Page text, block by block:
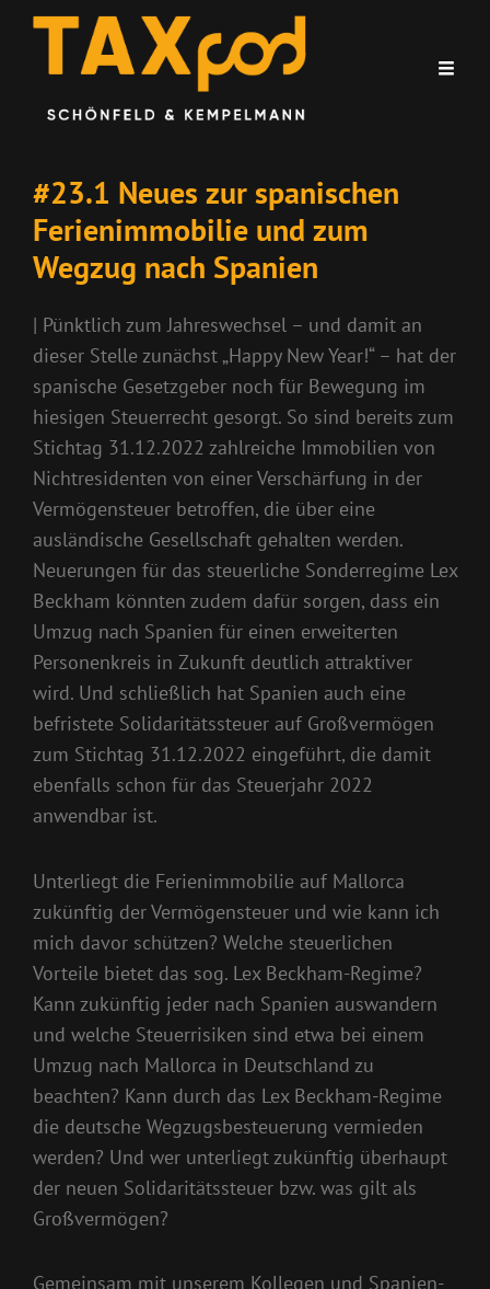
#23.1 Neues zur spanischen
Ferienimmobilie und zum
Wegzug nach Spanien
| Pünktlich zum Jahreswechsel – und damit an
dieser Stelle zunächst „Happy New Year!“ – hat der
spanische Gesetzgeber noch für Bewegung im
hiesigen Steuerrecht gesorgt. So sind bereits zum
Stichtag 31.12.2022 zahlreiche Immobilien von
Nichtresidenten von einer Verschärfung in der
Vermögensteuer betroffen, die über eine
ausländische Gesellschaft gehalten werden.
Neuerungen für das steuerliche Sonderregime Lex
Beckham könnten zudem dafür sorgen, dass ein
Umzug nach Spanien für einen erweiterten
Personenkreis in Zukunft deutlich attraktiver
wird. Und schließlich hat Spanien auch eine
befristete Solidaritätssteuer auf Großvermögen
zum Stichtag 31.12.2022 eingeführt, die damit
ebenfalls schon für das Steuerjahr 2022
anwendbar ist.
Unterliegt die Ferienimmobilie auf Mallorca
zukünftig der Vermögensteuer und wie kann ich
mich davor schützen? Welche steuerlichen
Vorteile bietet das sog. Lex Beckham-Regime?
Kann zukünftig jeder nach Spanien auswandern
und welche Steuerrisiken sind etwa bei einem
Umzug nach Mallorca in Deutschland zu
beachten? Kann durch das Lex Beckham-Regime
die deutsche Wegzugsbesteuerung vermieden
werden? Und wer unterliegt zukünftig überhaupt
der neuen Solidaritätssteuer bzw. was gilt als
Großvermögen?
Gemeinsam mit unserem Kollegen und Spanien-